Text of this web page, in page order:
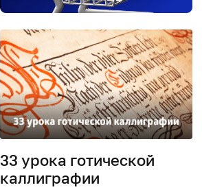
33 урока готической
каллиграфии